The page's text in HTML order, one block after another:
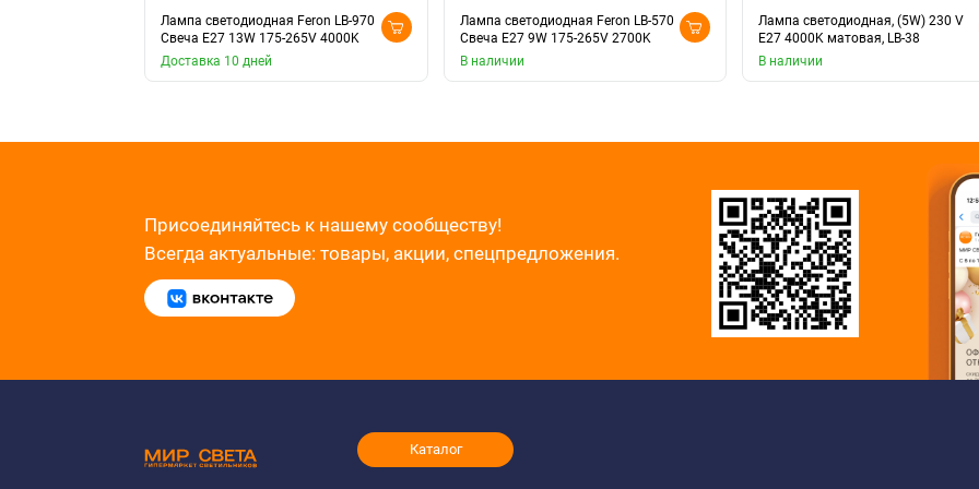
Лампа светодиодная Feron LB-970
Свеча E27 13W 175-265V 4000K
Доставка 10 дней
Лампа светодиодная Feron LB-570
Свеча E27 9W 175-265V 2700K
В наличии
Лампа светодиодная, (5W) 230 V
E27 4000K матовая, LB-38
В наличии
Присоединяйтесь к нашему сообществу!
Всегда актуальные: товары, акции, спецпредложения.
Каталог